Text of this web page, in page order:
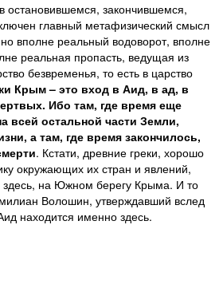
остановившемся, закончившемся,
главный метафизический смысл
вполне реальный водоворот, вполне
реальная пропасть, ведущая из
безвременья, то есть в царство
Крым – это вход в Аид, в ад, в
Ибо там, где время еще
всей остальной части Земли,
а там, где время закончилось,
. Кстати, древние греки, хорошо
окружающих их стран и явлений,
на Южном берегу Крыма. И то
Волошин, утверждавший вслед
находится именно здесь.